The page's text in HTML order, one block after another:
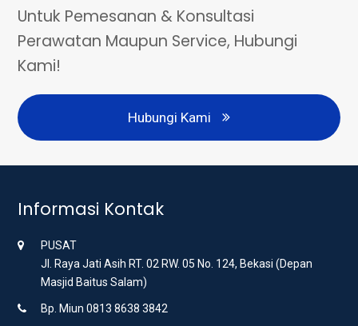
Untuk Pemesanan & Konsultasi
Perawatan Maupun Service, Hubungi
Kami!
Hubungi Kami
Informasi Kontak
PUSAT
Jl. Raya Jati Asih RT. 02 RW. 05 No. 124, Bekasi (Depan
Masjid Baitus Salam)
Bp. Miun 0813 8638 3842